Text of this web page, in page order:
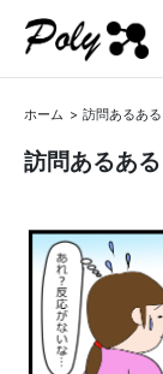
ホーム 訪問あるある
訪問あるある